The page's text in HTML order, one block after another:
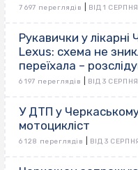
7 697 переглядів ВІД 1
Рукавички у лікарні
Lexus: схема не
переїхала –
6 197 переглядів ВІД 3
У ДТП у
мотоцикліст
6 128 переглядів ВІД 3